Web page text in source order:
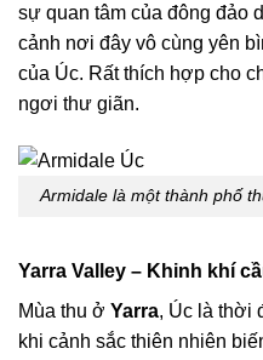
sự quan tâm của đông đảo
cảnh nơi đây vô cùng yên
của Úc. Rất thích hợp cho
ngơi thư giãn.
Armidale là một thành phố
Yarra Valley – Khinh khí
Mùa thu ở Yarra, Úc là thời
khi cảnh sắc thiên nhiên